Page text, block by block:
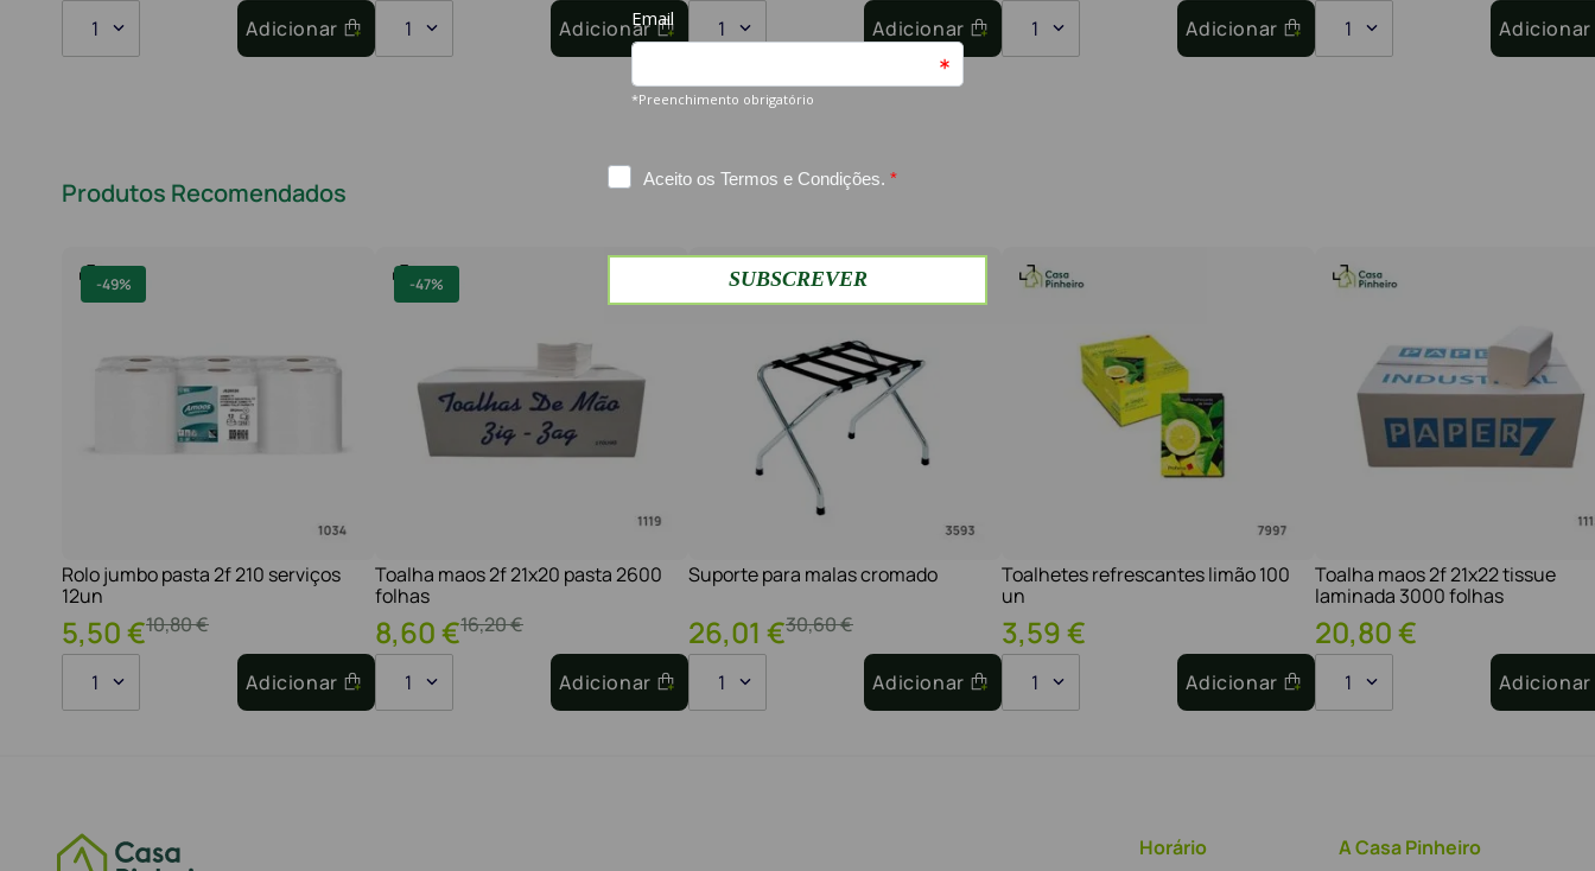
1 Adicionar 1 Adicionar 1 Adicionar 1 Adicionar 1 Adicionar
Produtos Recomendados
-49%
Rolo jumbo pasta 2f 210 serviços
12un
10,80€
5,50€
1 Adicionar
-47%
Toalha maos 2f 21x20 pasta 2600
folhas
16,20€
8,60€
1 Adicionar
-15%
Suporte para malas cromado
30,60€
26,01 €
1 Adicionar
Toalhetes refrescantes limão 100
un
3,59€
1 Adicionar
Toalha maos 2f 21x22 tissue
laminada 3000 folhas
20,80€
1 Adicionar
Horário A Casa Pinheiro